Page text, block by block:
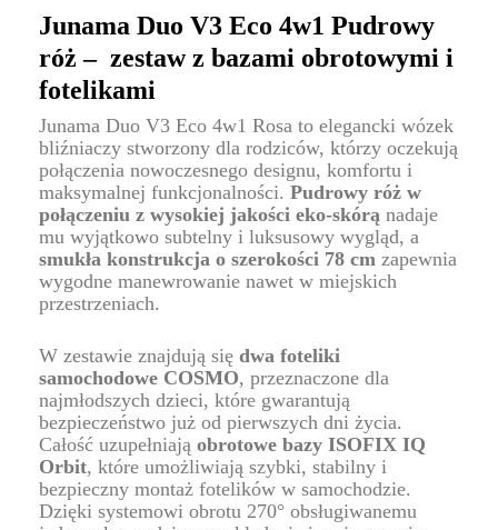
Junama Duo V3 Eco 4w1 Pudrowy
róż – zestaw z bazami obrotowymi i
fotelikami
Junama Duo V3 Eco 4w1 Rosa to elegancki wózek
bliźniaczy stworzony dla rodziców, którzy oczekują
połączenia nowoczesnego designu, komfortu i
maksymalnej funkcjonalności. Pudrowy róż w
połączeniu z wysokiej jakości eko-skórą nadaje
mu wyjątkowo subtelny i luksusowy wygląd, a
smukła konstrukcja o szerokości 78 cm zapewnia
wygodne manewrowanie nawet w miejskich
przestrzeniach.
W zestawie znajdują się dwa foteliki
samochodowe COSMO, przeznaczone dla
najmłodszych dzieci, które gwarantują
bezpieczeństwo już od pierwszych dni życia.
Całość uzupełniają obrotowe bazy ISOFIX IQ
Orbit, które umożliwiają szybki, stabilny i
bezpieczny montaż fotelików w samochodzie.
Dzięki systemowi obrotu 270° obsługiwanemu